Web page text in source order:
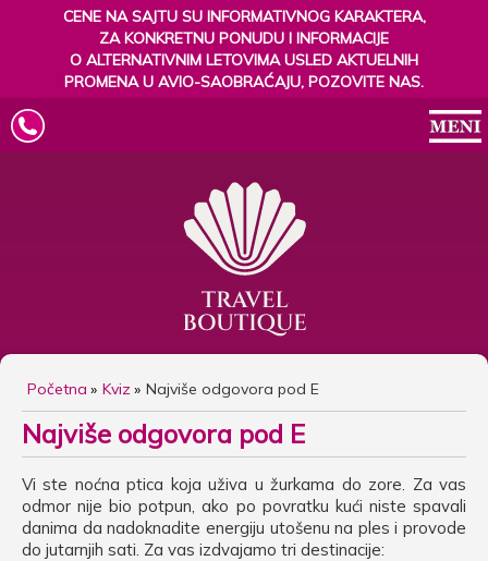
CENE NA SAJTU SU INFORMATIVNOG KARAKTERA,
ZA KONKRETNU PONUDU I INFORMACIJE
O ALTERNATIVNIM LETOVIMA USLED AKTUELNIH
PROMENA U AVIO-SAOBRAĆAJU, POZOVITE NAS.
Početna Kviz Najviše odgovora pod E
Najviše odgovora pod E
Vi ste noćna ptica koja uživa u žurkama do zore. Za vas
odmor nije bio potpun, ako po povratku kući niste spavali
danima da nadoknadite energiju utošenu na ples i provode
do jutarnjih sati. Za vas izdvajamo tri destinacije: